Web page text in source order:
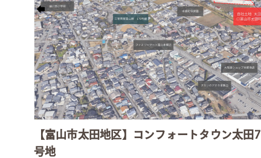
【富山市太田地区】コンフォートタウン太田7
号地